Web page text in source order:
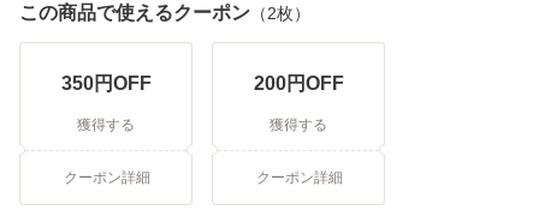
この商品で使えるクーポン （2枚）
350円OFF
獲得する
クーポン詳細
200円OFF
獲得する
クーポン詳細